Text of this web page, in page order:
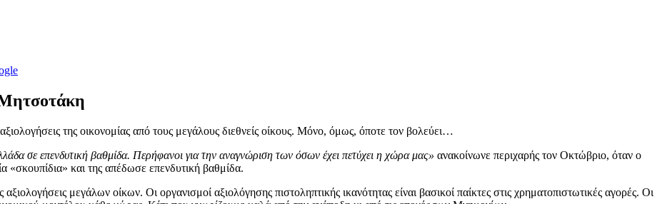
Μητσοτάκη
της οικονομίας από τους μεγάλους διεθνείς οίκους. Μόνο, όμως, όποτε τον βολεύει…
σε επενδυτική βαθμίδα. Περήφανοι για την αναγνώριση των όσων έχει πετύχει η χώρα μας» ανακοίνωνε περιχαρής τον Οκτώβριο, όταν ο
«σκουπίδια» και της απέδωσε επενδυτική βαθμίδα.
αξιολογήσεις μεγάλων οίκων. Οι οργανισμοί αξιολόγησης πιστοληπτικής ικανότητας είναι βασικοί παίκτες στις χρηματοπιστωτικές αγορές. Οι